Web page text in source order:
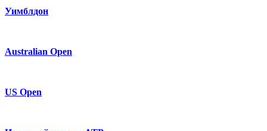
Уимблдон
Australian Open
US Open